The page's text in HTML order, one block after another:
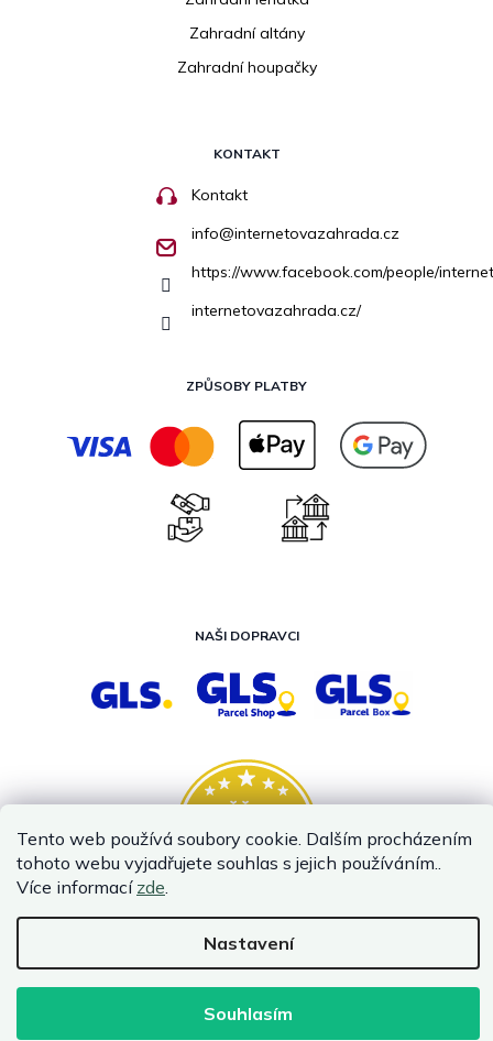
Tento web používá soubory cookie. Dalším procházením
tohoto webu vyjadřujete souhlas s jejich používáním..
Více informací zde.
Nastavení
Souhlasím
Infolinka je z technických příčin nedostupná. Kontaktujte
Zahradní altány
Zahradní houpačky
KONTAKT
Kontakt
info@internetovazahrada.cz
https://www.facebook.com/people/
internetovazahrada.cz/
ZPŮSOBY PLATBY
NAŠI DOPRAVCI